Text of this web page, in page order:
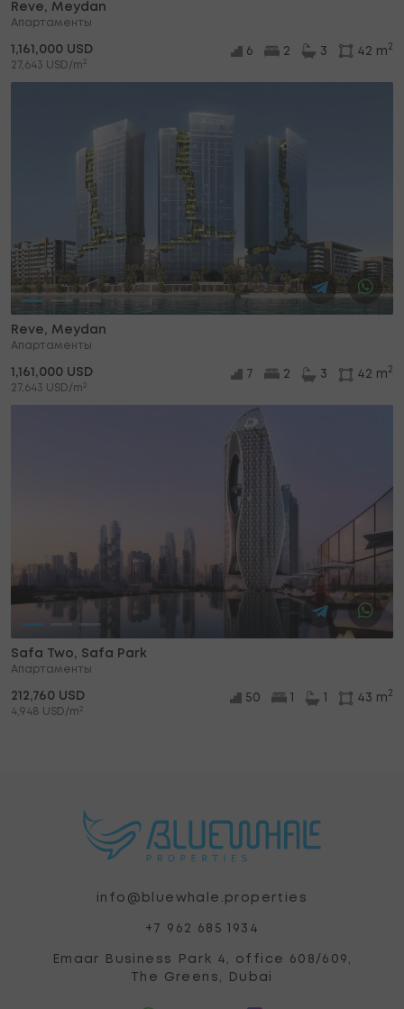
Reve, Meydan
Апартаменты
1,161,000 USD
27,643 USD/m2
6 2 3 42 m 2
Reve, Meydan
Апартаменты
1,161,000 USD
27,643 USD/m2
7 2 3 42 m 2
Safa Two, Safa Park
Апартаменты
212,760 USD
4,948 USD/m2
50 43 m 2
info@bluewhale.properties
+7 962 685 1934
Emaar Business Park 4, office 608/609,
The Greens, Dubai